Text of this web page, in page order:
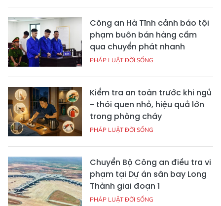
Công an Hà Tĩnh cảnh báo tội
phạm buôn bán hàng cấm
qua chuyển phát nhanh
PHÁP LUẬT ĐỜI SỐNG
Kiểm tra an toàn trước khi ngủ
- thói quen nhỏ, hiệu quả lớn
trong phòng cháy
PHÁP LUẬT ĐỜI SỐNG
Chuyển Bộ Công an điều tra vi
phạm tại Dự án sân bay Long
Thành giai đoạn 1
PHÁP LUẬT ĐỜI SỐNG